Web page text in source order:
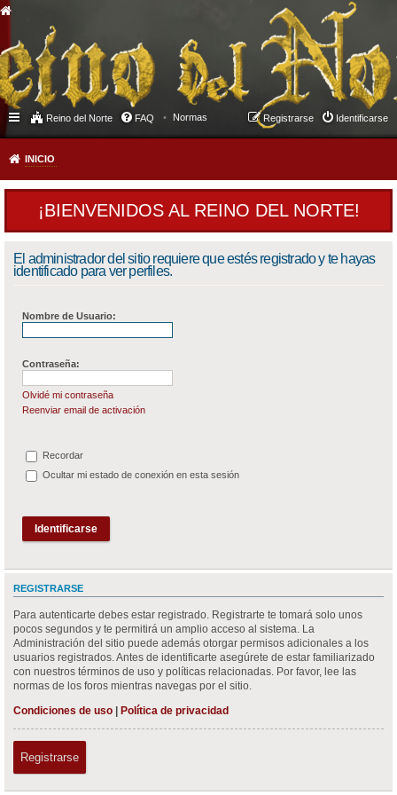
Reino del Norte FAQ Normas Identificarse
Registrarse
INICIO
¡BIENVENIDOS AL REINO DEL NORTE!
El administrador del sitio requiere que estés registrado y te hayas
identificado para ver perfiles.
Nombre de Usuario:
Contraseña:
Olvidé mi contraseña
Reenviar email de activación
Recordar
Ocultar mi estado de conexión en esta sesión
REGISTRARSE
Para autenticarte debes estar registrado. Registrarte te tomará solo unos
pocos segundos y te permitirá un amplio acceso al sistema. La
Administración del sitio puede además otorgar permisos adicionales a los
usuarios registrados. Antes de identificarte asegúrete de estar familiarizado
con nuestros términos de uso y políticas relacionadas. Por favor, lee las
normas de los foros mientras navegas por el sitio.
Condiciones de uso
Política de privacidad
Registrarse